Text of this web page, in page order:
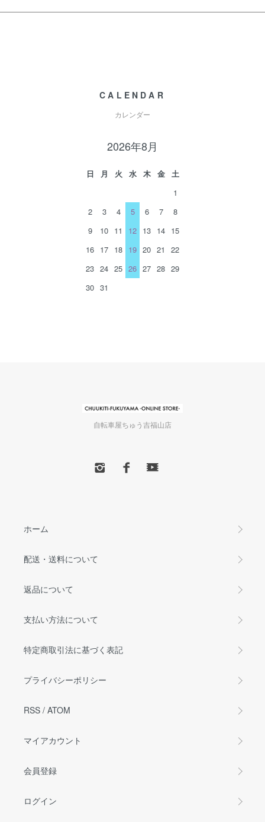
CALENDAR
カレンダー
2026年8月
日 月 火 水 木 金
土
1
2
3 4 5 6 7
8
9
10 11 12 13 14 15
16 17 18 19 20 21
22
23 24 25 26 27 28 29
30 31
自転車屋ちゅう吉福山店
ホーム
配送・送料について
返品について
支払い方法について
特定商取引法に基づく表記
プライバシーポリシー
RSS / ATOM
マイアカウント
会員登録
ログイン